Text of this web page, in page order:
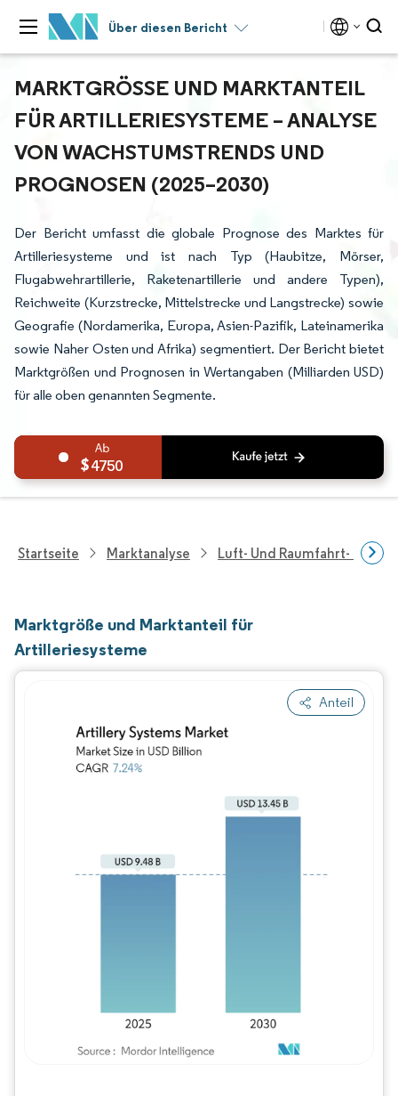
Über diesen Bericht
MARKTGRÖSSE UND MARKTANTEIL F
ÜR ARTILLERIESYSTEME – ANALYSE V
ON WACHSTUMSTRENDS UND P
ROGNOSEN (2025–2030)
Der Bericht umfasst die globale Prognose des Marktes für
Artilleriesysteme und ist nach Typ (Haubitze, Mörser,
Flugabwehrartillerie, Raketenartillerie und andere Typen),
Reichweite (Kurzstrecke, Mittelstrecke und Langstrecke) sowie
Geografie (Nordamerika, Europa, Asien-Pazifik, Lateinamerika
sowie Naher Osten und Afrika) segmentiert. Der Bericht bietet
Marktgrößen und Prognosen in Wertangaben (Milliarden USD)
für alle oben genannten Segmente.
4750
Startseite Marktanalyse Luft- Und Raumfahrt- Und
Marktgröße und Marktanteil für
Artilleriesysteme
Anteil